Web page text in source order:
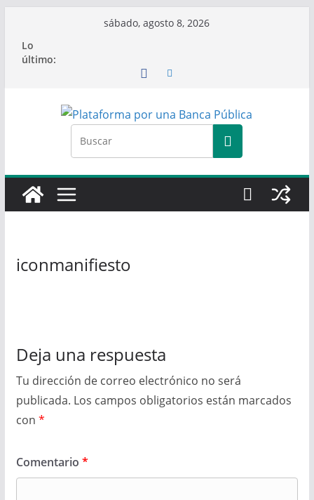
contenido
sábado, agosto 8, 2026
Lo
último:
iconmanifiesto
Deja una respuesta
Tu dirección de correo electrónico no será
publicada. Los campos obligatorios están marcados
con *
Comentario *